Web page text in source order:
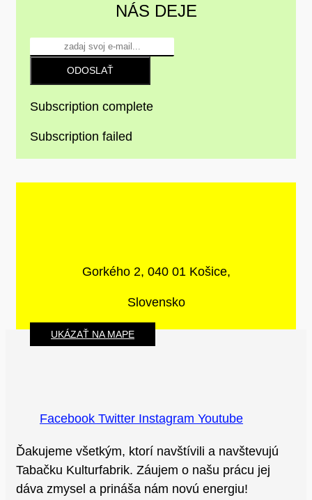
NÁS DEJE
ODOSLAŤ
Subscription complete
Subscription failed
Gorkého 2, 040 01 Košice,
Slovensko
UKÁZAŤ NA MAPE
Facebook Twitter Instagram Youtube
Ďakujeme všetkým, ktorí navštívili a navštevujú
Tabačku Kulturfabrik. Záujem o našu prácu jej
dáva zmysel a prináša nám novú energiu!